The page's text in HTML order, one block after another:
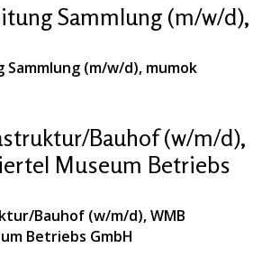
Sammlung (m/w/d),
(m/w/d), mumok
Bauhof (w/m/d),
Museum Betriebs
Bauhof (w/m/d), WMB
Betriebs GmbH